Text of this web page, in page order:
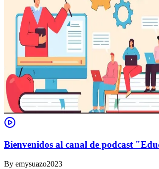
Bienvenidos al canal de podcast
By emysuazo2023